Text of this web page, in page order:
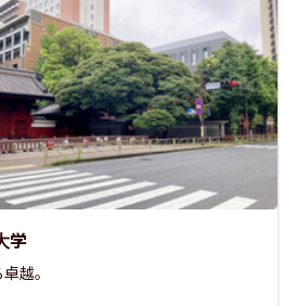
学
越。
ド